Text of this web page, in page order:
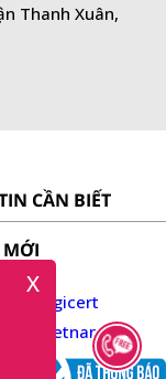
Thanh Xuân,
CẦN BIẾT
X